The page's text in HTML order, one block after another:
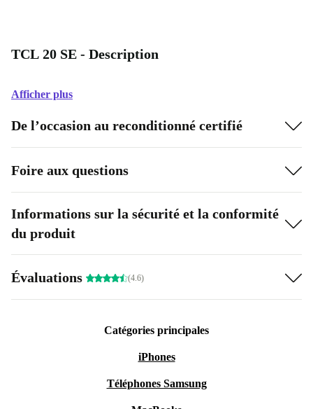
TCL 20 SE - Description
Afficher plus
De l’occasion au reconditionné certifié
Foire aux questions
Informations sur la sécurité et la conformité
du produit
Évaluations (4.6)
Catégories principales
iPhones
Téléphones Samsung